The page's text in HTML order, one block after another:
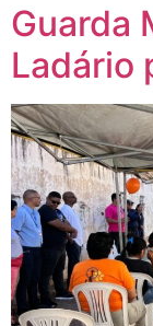
Guarda
Ladário